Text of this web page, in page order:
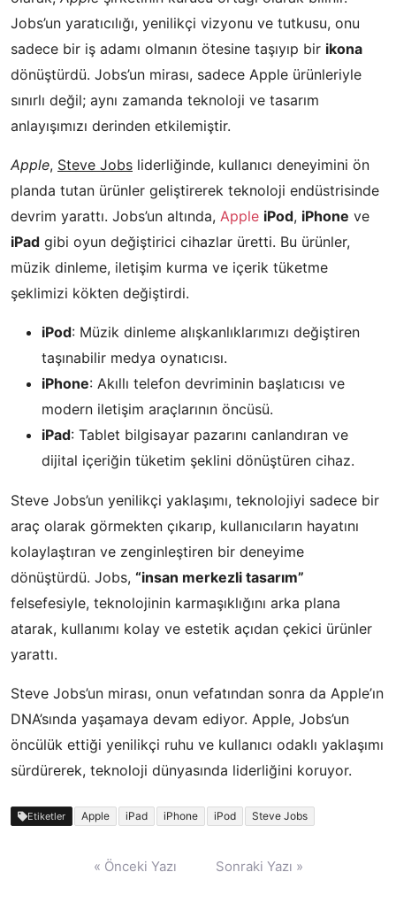
Jobs’un yaratıcılığı, yenilikçi vizyonu ve tutkusu, onu
sadece bir iş adamı olmanın ötesine taşıyıp bir ikona
dönüştürdü. Jobs’un mirası, sadece Apple ürünleriyle
sınırlı değil; aynı zamanda teknoloji ve tasarım
anlayışımızı derinden etkilemiştir.
Apple, Steve Jobs liderliğinde, kullanıcı deneyimini ön
planda tutan ürünler geliştirerek teknoloji endüstrisinde
devrim yarattı. Jobs’un altında, Apple iPod, iPhone ve
iPad gibi oyun değiştirici cihazlar üretti. Bu ürünler,
müzik dinleme, iletişim kurma ve içerik tüketme
şeklimizi kökten değiştirdi.
iPod: Müzik dinleme alışkanlıklarımızı değiştiren
taşınabilir medya oynatıcısı.
iPhone: Akıllı telefon devriminin başlatıcısı ve
modern iletişim araçlarının öncüsü.
iPad: Tablet bilgisayar pazarını canlandıran ve
dijital içeriğin tüketim şeklini dönüştüren cihaz.
Steve Jobs’un yenilikçi yaklaşımı, teknolojiyi sadece bir
araç olarak görmekten çıkarıp, kullanıcıların hayatını
kolaylaştıran ve zenginleştiren bir deneyime
dönüştürdü. Jobs, “insan merkezli tasarım”
felsefesiyle, teknolojinin karmaşıklığını arka plana
atarak, kullanımı kolay ve estetik açıdan çekici ürünler
yarattı.
Steve Jobs’un mirası, onun vefatından sonra da Apple’ın
DNA’sında yaşamaya devam ediyor. Apple, Jobs’un
öncülük ettiği yenilikçi ruhu ve kullanıcı odaklı yaklaşımı
sürdürerek, teknoloji dünyasında liderliğini koruyor.
Etiketler Apple iPad iPhone iPod Steve Jobs
« Önceki Yazı Sonraki Yazı »